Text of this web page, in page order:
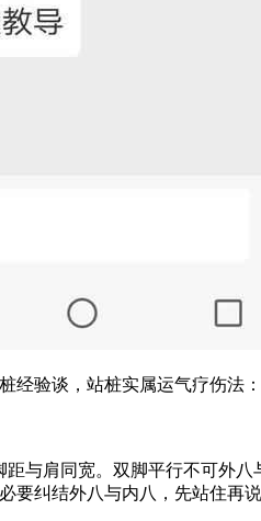
验谈，站桩实属运气疗伤法：
肩同宽。双脚平行不可外八
要纠结外八与内八，先站住再